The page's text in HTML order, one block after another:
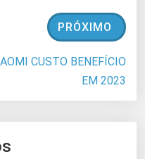
PRÓXIMO
CUSTO BENEFÍCIO
EM 2023